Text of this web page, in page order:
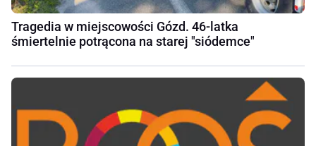
Tragedia w miejscowości Gózd. 46-latka
śmiertelnie potrącona na starej "siódemce"